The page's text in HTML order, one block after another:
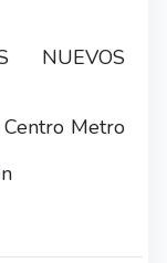
NUEVOS
Metro